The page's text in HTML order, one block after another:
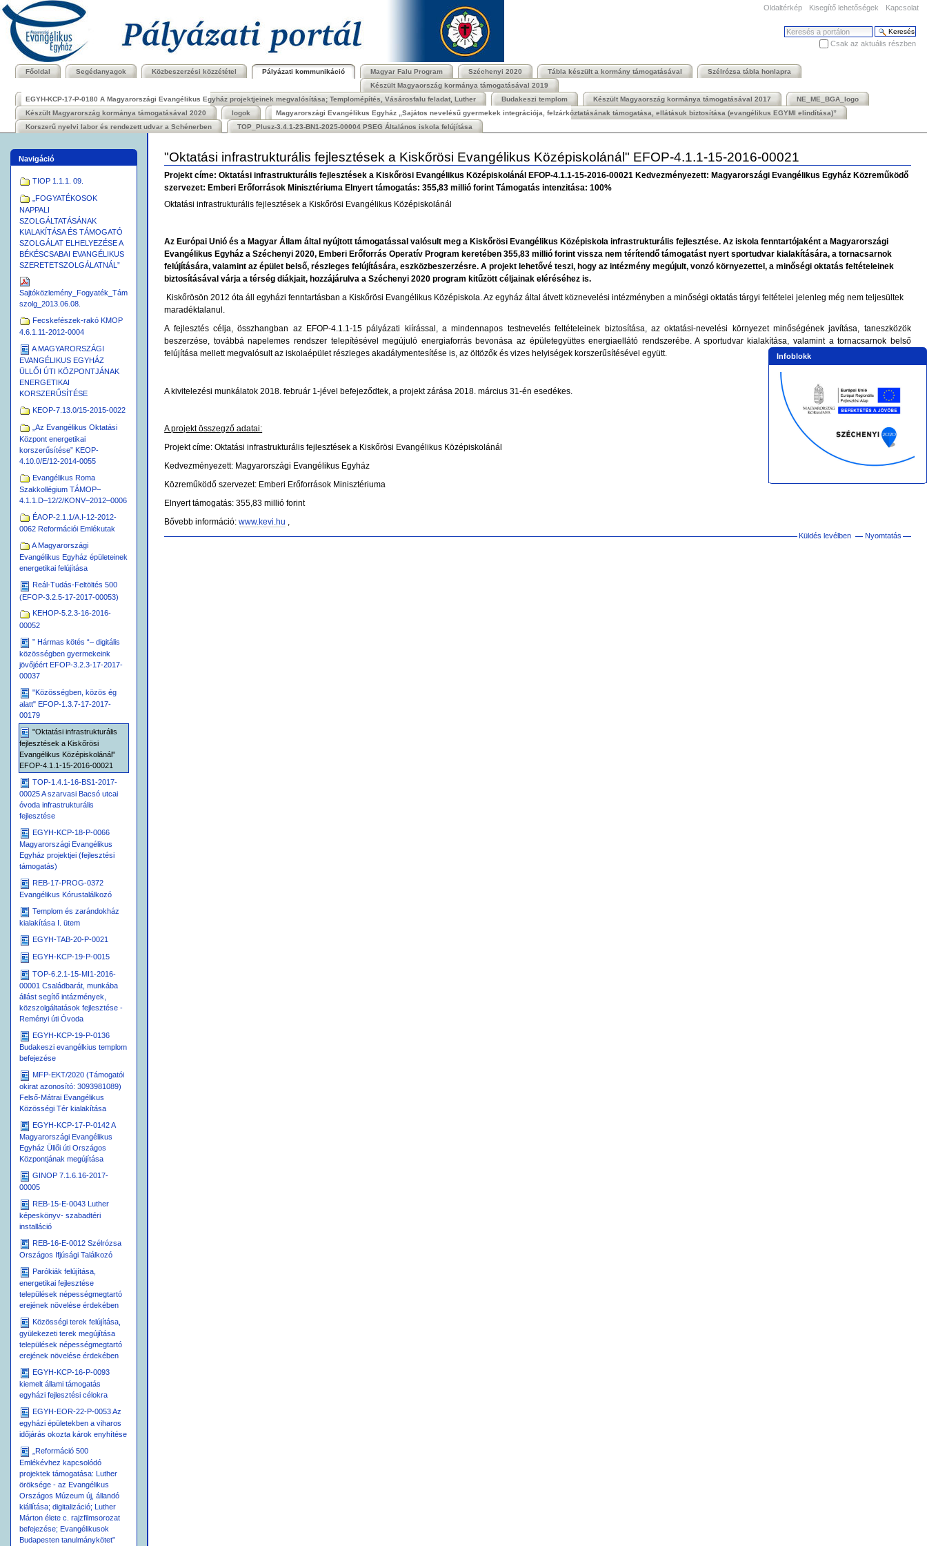
Tovább
tartalomhoz
Ugrás
navigációhoz
Oldaltérkép Kisegítő lehetőségek Kapcsolat
Keresés
Csak az aktuális részben
Bekezdések
Főoldal Segédanyagok Közbeszerzési közzététel Pályázati kommunikáció Magyar Falu Program Széchenyi 2020 Tábla készült a kormány támogatásával
Szélrózsa tábla honlapra
Készült Magyaország kormánya támogatásával 2019
EGYH-KCP-17-P-0180 A Magyarországi Evangélikus Egyház projektjeinek megvalósítása; Templomépítés, Vásárosfalu feladat, Luther
Budakeszi templom Készült Magyaország kormánya támogatásával 2017
NE_ME_BGA_logo
Készült Magyarország kormánya támogatásával 2020
logok
Magyarországi Evangélikus Egyház „Sajátos nevelésű gyermekek integrációja, felzárkóztatásának támogatása, ellátásuk biztosítása (evangélikus EGYMI elindítása)”
Korszerű nyelvi labor és rendezett udvar a Schénerben
TOP_Plusz-3.4.1-23-BN1-2025-00004 PSEG Általános iskola felújítása
Infoblokk
Navigáció
TIOP 1.1.1. 09.
„FOGYATÉKOSOK
NAPPALI
SZOLGÁLTATÁSÁNAK
KIALAKÍTÁSA ÉS TÁMOGATÓ
SZOLGÁLAT ELHELYEZÉSE A
BÉKÉSCSABAI EVANGÉLIKUS
SZERETETSZOLGÁLATNÁL”
Sajtóközlemény_Fogyaték_Tám
szolg_2013.06.08.
Fecskefészek-rakó KMOP
4.6.1.11-2012-0004
A MAGYARORSZÁGI
EVANGÉLIKUS EGYHÁZ
ÜLLŐI ÚTI KÖZPONTJÁNAK
ENERGETIKAI
KORSZERŰSÍTÉSE
KEOP-7.13.0/15-2015-0022
„Az Evangélikus Oktatási
Központ energetikai
korszerűsítése” KEOP-
4.10.0/E/12-2014-0055
Evangélikus Roma
Szakkollégium TÁMOP–
4.1.1.D–12/2/KONV–2012–0006
ÉAOP-2.1.1/A.I-12-2012-
0062 Reformációi Emlékutak
A Magyarországi
Evangélikus Egyház épületeinek
energetikai felújítása
Reál-Tudás-Feltöltés 500
(EFOP-3.2.5-17-2017-00053)
KEHOP-5.2.3-16-2016-
00052
” Hármas kötés “– digitális
közösségben gyermekeink
jövőjéért EFOP-3.2.3-17-2017-
00037
"Közösségben, közös ég
alatt" EFOP-1.3.7-17-2017-
00179
"Oktatási infrastrukturális
fejlesztések a Kiskőrösi
Evangélikus Középiskolánál"
EFOP-4.1.1-15-2016-00021
TOP-1.4.1-16-BS1-2017-
00025 A szarvasi Bacsó utcai
óvoda infrastrukturális
fejlesztése
EGYH-KCP-18-P-0066
Magyarországi Evangélikus
Egyház projektjei (fejlesztési
támogatás)
REB-17-PROG-0372
Evangélikus Kórustalálkozó
Templom és zarándokház
kialakítása I. ütem
EGYH-TAB-20-P-0021
EGYH-KCP-19-P-0015
TOP-6.2.1-15-MI1-2016-
00001 Családbarát, munkába
állást segítő intázmények,
közszolgáltatások fejlesztése -
Reményi úti Óvoda
EGYH-KCP-19-P-0136
Budakeszi evangélkius templom
befejezése
MFP-EKT/2020 (Támogatói
okirat azonosító: 3093981089)
Felső-Mátrai Evangélikus
Közösségi Tér kialakítása
EGYH-KCP-17-P-0142 A
Magyarországi Evangélikus
Egyház Üllői úti Országos
Központjának megújítása
GINOP 7.1.6.16-2017-
00005
REB-15-E-0043 Luther
képeskönyv- szabadtéri
installáció
REB-16-E-0012 Szélrózsa
Országos Ifjúsági Találkozó
Parókiák felújítása,
energetikai fejlesztése
települések népességmegtartó
erejének növelése érdekében
Közösségi terek felújítása,
gyülekezeti terek megújítása
települések népességmegtartó
erejének növelése érdekében
EGYH-KCP-16-P-0093
kiemelt állami támogatás
egyházi fejlesztési célokra
EGYH-EOR-22-P-0053 Az
egyházi épületekben a viharos
időjárás okozta károk enyhítése
„Reformáció 500
Emlékévhez kapcsolódó
projektek támogatása: Luther
öröksége - az Evangélikus
Országos Múzeum új, állandó
kiállítása; digitalizáció; Luther
Márton élete c. rajzfilmsorozat
befejezése; Evangélikusok
Budapesten tanulmánykötet”
"Oktatási infrastrukturális fejlesztések a Kiskőrösi Evangélikus Középiskolánál" EFOP-4.1.1-15-2016-00021
Projekt címe: Oktatási infrastrukturális fejlesztések a Kiskőrösi Evangélikus Középiskolánál EFOP-4.1.1-15-2016-00021 Kedvezményezett: Magyarországi Evangélikus Egyház Közreműködő
szervezet: Emberi Erőforrások Minisztériuma Elnyert támogatás: 355,83 millió forint Támogatás intenzitása: 100%
Oktatási infrastrukturális fejlesztések a Kiskőrösi Evangélikus Középiskolánál
Az Európai Unió és a Magyar Állam által nyújtott támogatással valósult meg a Kiskőrösi Evangélikus Középiskola infrastrukturális fejlesztése. Az iskola fenntartójaként a Magyarországi
Evangélikus Egyház a Széchenyi 2020, Emberi Erőforrás Operatív Program keretében 355,83 millió forint vissza nem térítendő támogatást nyert sportudvar kialakítására, a tornacsarnok
felújítására, valamint az épület belső, részleges felújítására, eszközbeszerzésre. A projekt lehetővé teszi, hogy az intézmény megújult, vonzó környezettel, a minőségi oktatás feltételeinek
biztosításával várja a térség diákjait, hozzájárulva a Széchenyi 2020 program kitűzött céljainak eléréséhez is.
Kiskőrösön 2012 óta áll egyházi fenntartásban a Kiskőrösi Evangélikus Középiskola. Az egyház által átvett köznevelési intézményben a minőségi oktatás tárgyi feltételei jelenleg még nem teljesültek
maradéktalanul.
A fejlesztés célja, összhangban az EFOP-4.1.1-15 pályázati kiírással, a mindennapos testnevelés feltételeinek biztosítása, az oktatási-nevelési környezet minőségének javítása, taneszközök
beszerzése, továbbá napelemes rendszer telepítésével megújuló energiaforrás bevonása az épületegyüttes energiaellátó rendszerébe. A sportudvar kialakítása, valamint a tornacsarnok belső
felújítása mellett megvalósult az iskolaépület részleges akadálymentesítése is, az öltözők és vizes helyiségek korszerűsítésével együtt.
A kivitelezési munkálatok 2018. február 1-jével befejeződtek, a projekt zárása 2018. március 31-én esedékes
A projekt összegző adatai:
Projekt címe: Oktatási infrastrukturális fejlesztések a Kiskőrösi Evangélikus Középiskolánál
Kedvezményezett: Magyarországi Evangélikus Egyház
Közreműködő szervezet: Emberi Erőforrások Minisztériuma
Elnyert támogatás: 355,83 millió forint
Bővebb információ:www.kevi.hu ,
Küldés levélben Nyomtatás